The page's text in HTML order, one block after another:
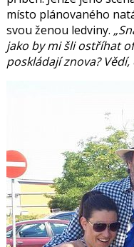
místo plánovaného
svou ženou ledviny.
jako by mi šli ostříhat
poskládají znova? Vědí,